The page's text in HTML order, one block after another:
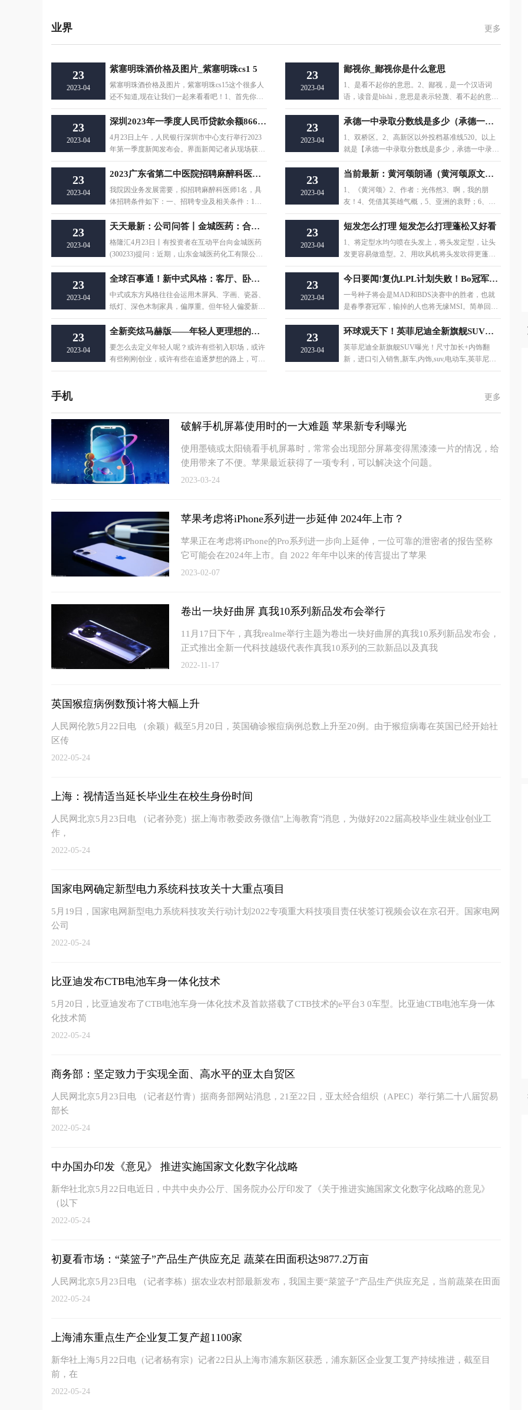
业界 更多
23
2023-04
紫塞明珠酒价格及图片_紫塞明珠cs1 5
紫塞明珠酒价格及图片，紫塞明珠cs15这个很多人
还不知道,现在让我们一起来看看吧！1、首先你的
CS要有机器人
23
2023-04
鄙视你_鄙视你是什么意思
1、是看不起你的意思。2、鄙视，是一个汉语词
语，读音是bǐshì，意思是表示轻蔑、看不起的意
思；对人一种
23
2023-04
深圳2023年一季度人民币贷款余额86658.1亿元，同比增长11.3% 世界今亮点
4月23日上午，人民银行深圳市中心支行举行2023
年第一季度新闻发布会。界面新闻记者从现场获
悉，截至2023年
23
2023-04
承德一中录取分数线是多少（承德一中录取分数线）
1、双桥区。2、高新区以外投档基准线520。以上
就是【承德一中录取分数线是多少，承德一中录取
分数线】相关
23
2023-04
2023广东省第二中医院招聘麻醉科医师1人公告
我院因业务发展需要，拟招聘麻醉科医师1名，具
体招聘条件如下：一、招聘专业及相关条件：1、
全日本科及以上
23
2023-04
当前最新：黄河颂朗诵（黄河颂原文？）
1、《黄河颂》2、作者：光伟然3、啊，我的朋
友！4、凭借其英雄气概，5、亚洲的袁野；6、它
显示了我们民族的
23
2023-04
天天最新：公司问答丨金城医药：合成及提取烟碱均已获得生产许可
格隆汇4月23日丨有投资者在互动平台向金城医药
(300233)提问：近期，山东金城医药化工有限公司
年产100吨合成
23
2023-04
短发怎么打理 短发怎么打理蓬松又好看
1、将定型水均匀喷在头发上，将头发定型，让头
发更容易做造型。2、用吹风机将头发吹得更蓬松
一点，边吹边用
23
2023-04
全球百事通！新中式风格：客厅、卧室搭配卡百利布莱娅艺术涂料品牌十大效果图
中式或东方风格往往会运用木屏风、字画、瓷器、
纸灯、深色木制家具，偏厚重。但年轻人偏爱新中
式风格，他们
23
2023-04
今日要闻!复仇LPL计划失败！Bo冠军梦破碎，与EDG排名相同，VIT正式无缘MSI
一号种子将会是MAD和BDS决赛中的胜者，也就
是春季赛冠军，输掉的人也将无缘MSI。简单回顾
一下VIT与MAD之间
23
2023-04
全新奕炫马赫版——年轻人更理想的选择_今日热搜
要怎么去定义年轻人呢？或许有些初入职场，或许
有些刚刚创业，或许有些在追逐梦想的路上，可年
轻人往往从不
23
2023-04
环球观天下！英菲尼迪全新旗舰SUV曝光！尺寸加长+内饰翻新，进口引入销售
英菲尼迪全新旗舰SUV曝光！尺寸加长+内饰翻
新，进口引入销售,新车,内饰,suv,电动车,英菲尼迪,
上海车展,奔驰gls
手机 更多
破解手机屏幕使用时的一大难题 苹果新专利曝光
使用墨镜或太阳镜看手机屏幕时，常常会出现部分屏幕变得黑漆漆一片的情况，给
使用带来了不便。苹果最近获得了一项专利，可以解决这个问题。
2023-03-24
苹果考虑将iPhone系列进一步延伸 2024年上市？
苹果正在考虑将iPhone的Pro系列进一步向上延伸，一位可靠的泄密者的报告坚称
它可能会在2024年上市。自 2022 年年中以来的传言提出了苹果
2023-02-07
卷出一块好曲屏 真我10系列新品发布会举行
11月17日下午，真我realme举行主题为卷出一块好曲屏的真我10系列新品发布会，
正式推出全新一代科技越级代表作真我10系列的三款新品以及真我
2022-11-17
英国猴痘病例数预计将大幅上升
人民网伦敦5月22日电 （余颖）截至5月20日，英国确诊猴痘病例总数上升至20例。由于猴痘病毒在英国已经开始社
区传
2022-05-24
上海：视情适当延长毕业生在校生身份时间
人民网北京5月23日电 （记者孙竞）据上海市教委政务微信"上海教育"消息，为做好2022届高校毕业生就业创业工
作，
2022-05-24
国家电网确定新型电力系统科技攻关十大重点项目
5月19日，国家电网新型电力系统科技攻关行动计划2022专项重大科技项目责任状签订视频会议在京召开。国家电网
公司
2022-05-24
比亚迪发布CTB电池车身一体化技术
5月20日，比亚迪发布了CTB电池车身一体化技术及首款搭载了CTB技术的e平台3 0车型。比亚迪CTB电池车身一体
化技术简
2022-05-24
商务部：坚定致力于实现全面、高水平的亚太自贸区
人民网北京5月23日电 （记者赵竹青）据商务部网站消息，21至22日，亚太经合组织（APEC）举行第二十八届贸易
部长
2022-05-24
中办国办印发《意见》 推进实施国家文化数字化战略
新华社北京5月22日电近日，中共中央办公厅、国务院办公厅印发了《关于推进实施国家文化数字化战略的意见》
（以下
2022-05-24
初夏看市场：“菜篮子”产品生产供应充足 蔬菜在田面积达9877.2万亩
人民网北京5月23日电 （记者李栋）据农业农村部最新发布，我国主要“菜篮子”产品生产供应充足，当前蔬菜在田面
2022-05-24
上海浦东重点生产企业复工复产超1100家
新华社上海5月22日电（记者杨有宗）记者22日从上海市浦东新区获悉，浦东新区企业复工复产持续推进，截至目
前，在
2022-05-24